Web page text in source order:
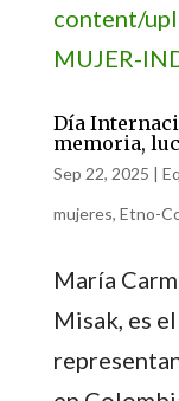
content/
MUJER-
Día
memoria,
Sep 22, 2025 |
mujeres, Etno-
María
Misak, es